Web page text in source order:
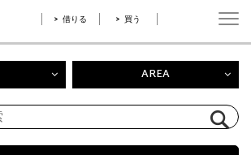
借りる 買う
AREA